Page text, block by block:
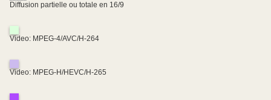
Diffusion partielle ou totale en 16/9
Video: MPEG-4/AVC/H-264
Video: MPEG-H/HEVC/H-265